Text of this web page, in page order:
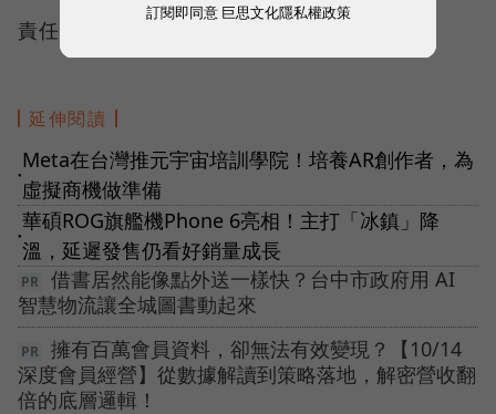
責任編輯：錢玉紘
延伸閱讀
●
Meta在台灣推元宇宙培訓學院！培養AR創作者，為
虛擬商機做準備
●
華碩ROG旗艦機Phone 6亮相！主打「冰鎮」降
溫，延遲發售仍看好銷量成長
借書居然能像點外送一樣快？台中市政府用 AI
智慧物流讓全城圖書動起來
擁有百萬會員資料，卻無法有效變現？【10/14
深度會員經營】從數據解讀到策略落地，解密營收翻
倍的底層邏輯！
訂閱即同意 巨思文化隱私權政策